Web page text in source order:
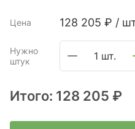
Цена 128 205 ₽ /
Нужно
штук
1 шт.
Итого: 128 205 ₽